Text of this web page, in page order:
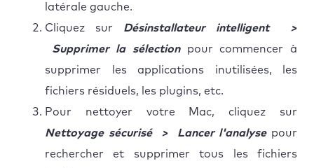
latérale gauche.
Cliquez sur Désinstallateur intelligent >
Supprimer la sélectionpour commencer à
supprimer les applications inutilisées, les
fichiers résiduels, les plugins, etc.
Pour nettoyer votre Mac, cliquez sur
Nettoyage sécurisé > Lancer l'analysepour
rechercher et supprimer tous les fichiers